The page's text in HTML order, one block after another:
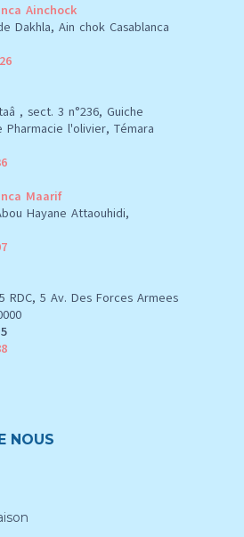
Ainchock
Dakhla, Ain chok Casablanca
, sect. 3 n°236, Guiche
Pharmacie l'olivier, Témara
Maarif
Hayane Attaouhidi,
RDC, 5 Av. Des Forces Armees
NOUS